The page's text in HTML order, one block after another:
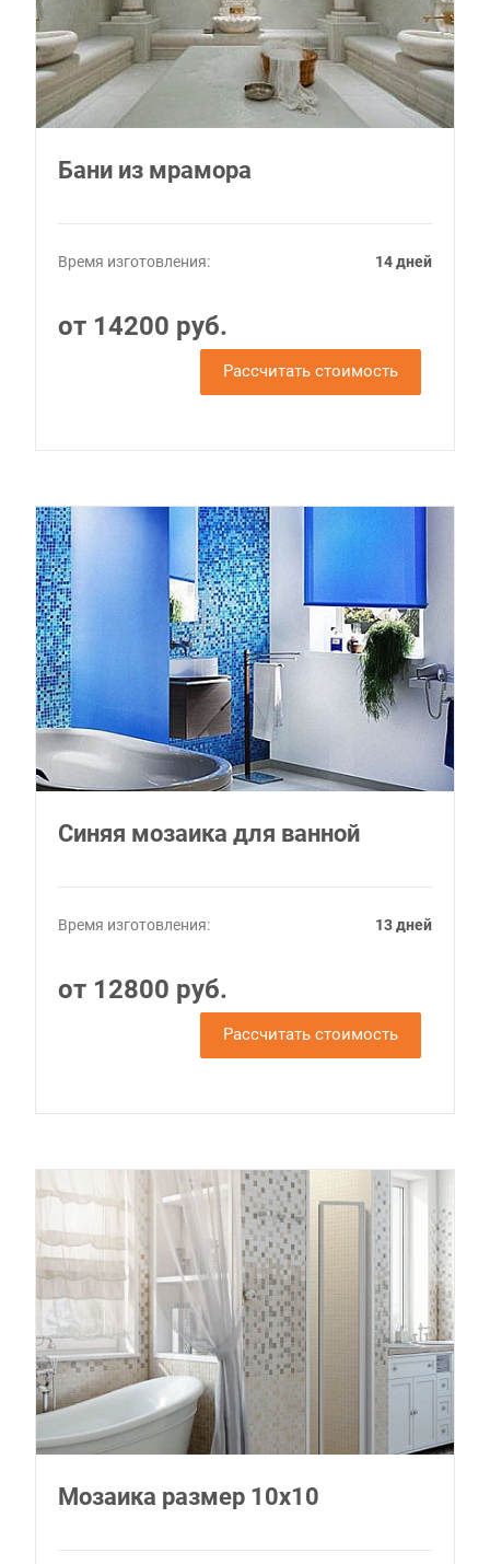
Бани из мрамора
Время изготовления: 14 дней
от 14200 руб.
Рассчитать стоимость
Синяя мозаика для ванной
Время изготовления: 13 дней
от 12800 руб.
Рассчитать стоимость
Мозаика размер 10х10